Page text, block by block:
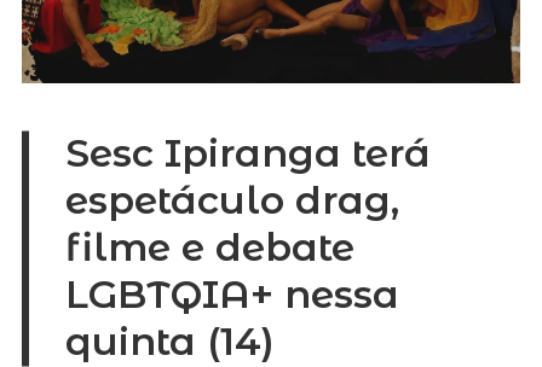
Sesc Ipiranga terá
espetáculo drag,
filme e debate
LGBTQIA+ nessa
quinta (14)